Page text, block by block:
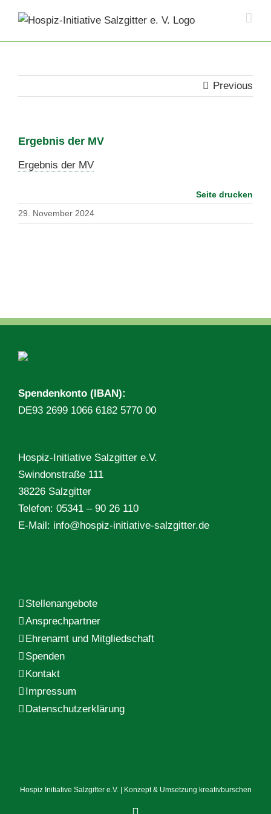
content
Previous
Ergebnis der MV
Ergebnis der MV
Seite drucken
29. November 2024
Spendenkonto (IBAN):
DE93 2699 1066 6182 5770 00
Hospiz-Initiative Salzgitter e.V.
Swindonstraße 111
38226 Salzgitter
Telefon: 05341 – 90 26 110
E-Mail: info@hospiz-initiative-salzgitter.de
Stellenangebote
Ansprechpartner
Ehrenamt und Mitgliedschaft
Spenden
Kontakt
Impressum
Datenschutzerklärung
Hospiz Initiative Salzgitter e.V. | Konzept & Umsetzung kreativburschen